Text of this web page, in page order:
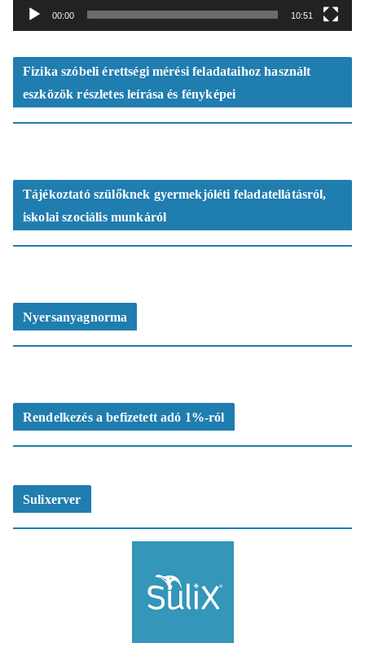
00:00 10:51
Fizika szóbeli érettségi mérési feladataihoz használt
eszközök részletes leírása és fényképei
Tájékoztató szülőknek gyermekjóléti feladatellátásról,
iskolai szociális munkáról
Nyersanyagnorma
Rendelkezés a befizetett adó 1%-ról
Sulixerver